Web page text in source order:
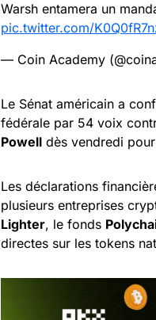
Warsh entamera un
pic.twitter.com/
— Coin Academy
Le Sénat américain a
fédérale par 54 voix
Powell dès vendredi
Les déclarations
plusieurs entreprises
Lighter, le fonds
directes sur les tokens